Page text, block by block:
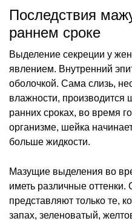
Последствия
раннем сроке
Выделение секреции у
явлением. Внутренний
оболочкой. Сама слизь,
влажности, производится
ранних сроках, во время
организме, шейка
больше жидкости.
Мазущие выделения во
иметь различные оттенки.
представляют только те,
запах, зеленоватый,